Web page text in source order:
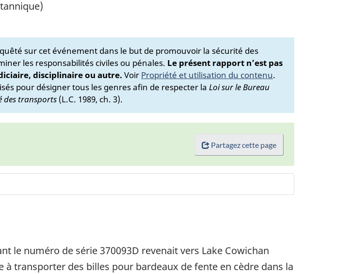
sur cet événement dans le but de promouvoir la sécurité des
les responsabilités civiles ou pénales. Le présent rapport n’est pas
disciplinaire ou autre. Voir Propriété et utilisation du contenu.
pour désigner tous les genres afin de respecter la Loi sur le Bureau
des transports (L.C. 1989, ch. 3).
Partagez cette page
le numéro de série 370093D revenait vers Lake Cowichan
transporter des billes pour bardeaux de fente en cèdre dans la